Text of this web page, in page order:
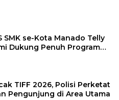
SMK se-Kota Manado Telly
Dukung Penuh Program
TIFF 2026, Polisi Perketat
Pengunjung di Area Utama